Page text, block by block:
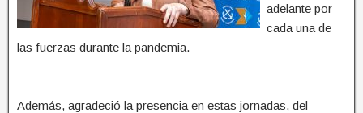
adelante por
cada una de
las fuerzas durante la pandemia.
Además, agradeció la presencia en estas jornadas, del